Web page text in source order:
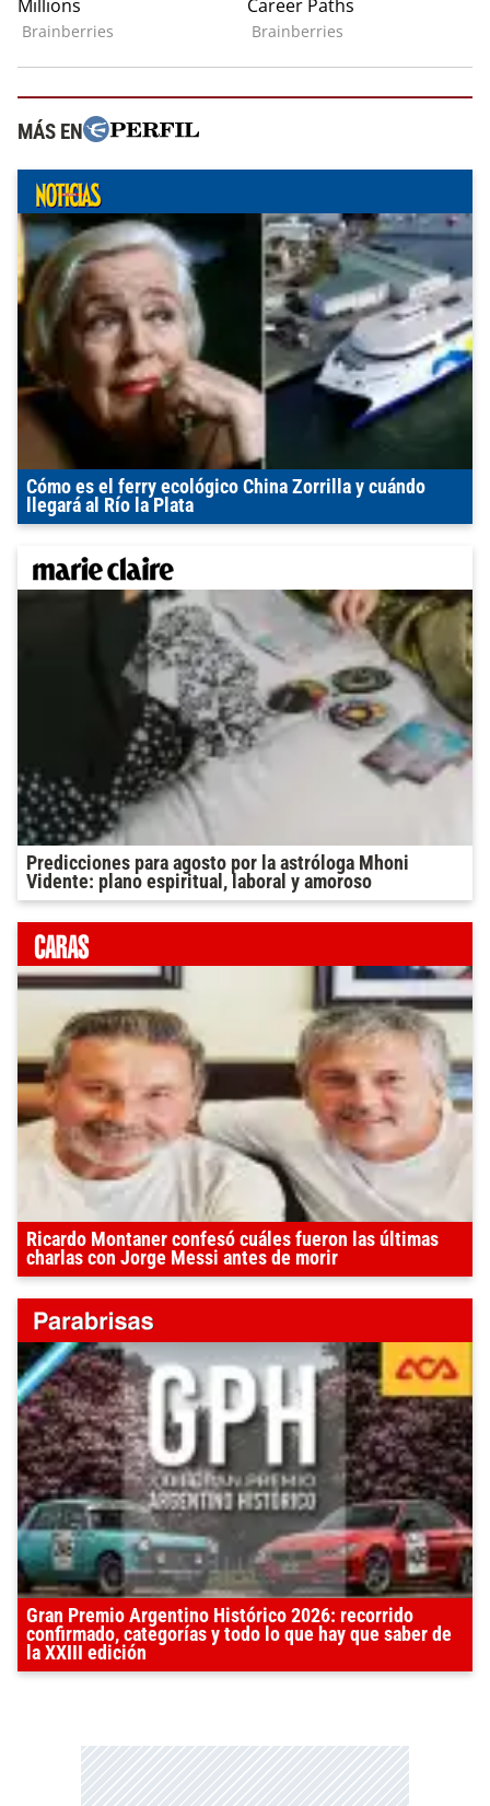
MÁS EN
Cómo es el ferry ecológico China Zorrilla y cuándo
llegará al Río la Plata
Predicciones para agosto por la astróloga Mhoni
Vidente: plano espiritual, laboral y amoroso
Ricardo Montaner confesó cuáles fueron las últimas
charlas con Jorge Messi antes de morir
Gran Premio Argentino Histórico 2026: recorrido
confirmado, categorías y todo lo que hay que saber de
la XXIII edición